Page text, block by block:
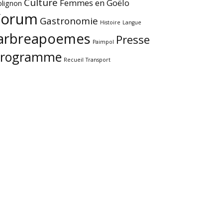
Femmes en Goëlo
Gastronomie Histoire Langue
Paimpol Presse
Recueil Transport